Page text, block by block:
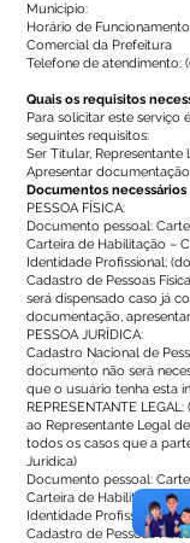
Município:
Horário de
Comercial da Prefeitura
Telefone de atendimento:
Quais os requisitos
Para solicitar este serviço
seguintes requisitos:
Ser Titular,
Apresentar
Documentos necessários
PESSOA FÍSICA:
Documento pessoal:
Carteira de Habilitação –
Identidade Profissional;
Cadastro de Pessoas
será dispensado caso já
documentação,
PESSOA JURÍDICA:
Cadastro Nacional de
documento não será
que o usuário tenha esta
REPRESENTANTE
ao Representante Legal
todos os casos que a
Jurídica)
Documento pessoal:
Carteira de Habilitação –
Identidade Profissional;
Cadastro de Pessoas